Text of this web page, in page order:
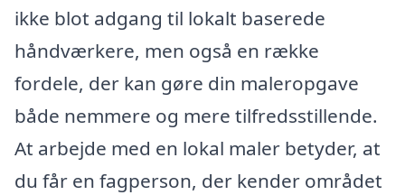
ikke blot adgang til lokalt baserede
håndværkere, men også en række
fordele, der kan gøre din maleropgave
både nemmere og mere tilfredsstillende.
At arbejde med en lokal maler betyder, at
du får en fagperson, der kender området